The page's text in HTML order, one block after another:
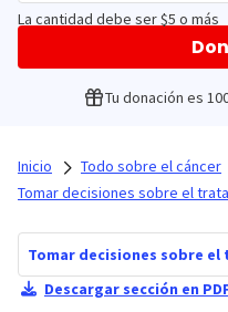
La cantidad debe ser $5 o más
Tu donación es
Inicio
Todo sobre el cáncer
Tomar decisiones sobre el
Tomar decisiones sobre
Descargar sección en